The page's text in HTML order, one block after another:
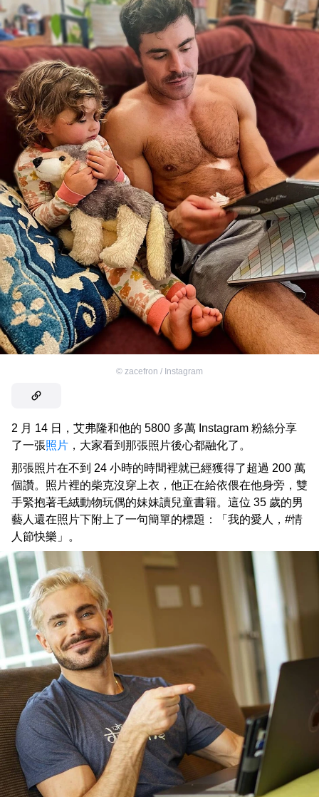
© zacefron / Instagram
2 月 14 日，艾弗隆和他的 5800 多萬 Instagram 粉絲分享
了一張照片 ，大家看到那張照片後心都融化了。
那張照片在不到 24 小時的時間裡就已經獲得了超過 200 萬
個讚。照片裡的柴克沒穿上衣，他正在給依偎在他身旁，雙
手緊抱著毛絨動物玩偶的妹妹讀兒童書籍。這位 35 歲的男
藝人還在照片下附上了一句簡單的標題：「我的愛人，#情
人節快樂」。